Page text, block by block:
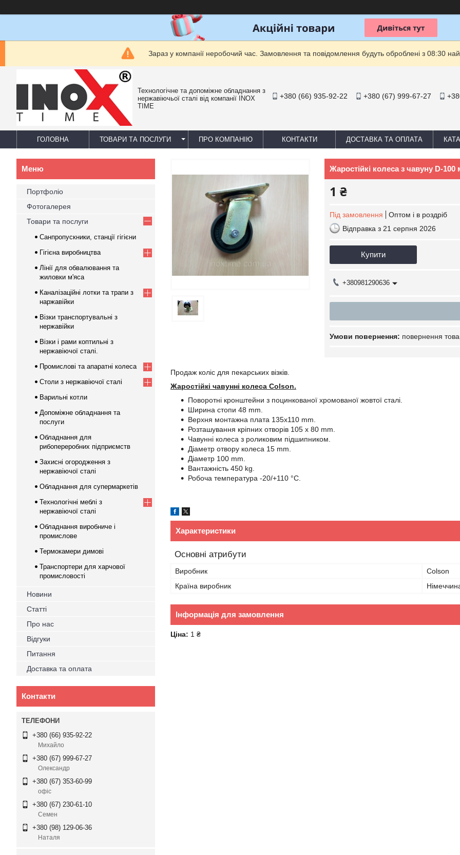
Зараз у компанії неробочий час. Замовлення та повідомлення будуть оброблені з 08:30
Технологічне та допоміжне обладнання з
нержавіючьої сталі від компанії INOX
TIME
+380 (66) 935-92-22 +380 (67) 999-67-27
ГОЛОВНА ТОВАРИ ТА ПОСЛУГИ ПРО КОМПАНІЮ КОНТАКТИ ДОСТАВКА ТА ОПЛАТА
Жаростійкі колеса з чавуну D-100
1 ₴
Під замовлення
Оптом і в роздріб
Відправка з 21 серпня 2026
Купити
+380981290636
повернення
Продаж коліс для пекарських візків.
Жаростійкі чавунні колеса Colson.
Поворотні кронштейни з поцинкованої хромованої жовтої сталі.
Ширина стопи 48 mm.
Верхня монтажна плата 135x110 mm.
Розташування кріпних отворів 105 x 80 mm.
Чавунні колеса з роликовим підшипником.
Діаметр отвору колеса 15 mm.
Діаметр 100 mm.
Вантажність 450 kg.
Робоча температура -20/+110 °C.
Характеристики
Основні атрибути
Виробник
Colson
Країна виробник
Інформація для замовлення
Ціна: 1 ₴
Портфоліо
Фотогалерея
Товари та послуги
Санпропускники, станції гігієни
Гігієна виробництва
Лінії для обвалювання та
жиловки м'яса
Каналізаційні лотки та трапи з
наржавійки
Візки транспортувальні з
нержавійки
Візки і рами коптильні з
нержавіючої сталі.
Промислові та апаратні колеса
Столи з нержавіючої сталі
Варильні котли
Допоміжне обладнання та
послуги
Обладнання для
рибопереробних підприємств
Захисні огородження з
нержавіючої сталі
Обладнання для супермаркетів
Технологічні меблі з
нержавіючої сталі
Обладнання виробниче і
промислове
Термокамери димові
Транспортери для харчової
промисловості
Новини
Статті
Про нас
Відгуки
Питання
Доставка та оплата
Контакти
+380 (66) 935-92-22
Михайло
+380 (67) 999-67-27
Олександр
+380 (67) 353-60-99
офіс
+380 (67) 230-61-10
Семен
+380 (98) 129-06-36
Наталя